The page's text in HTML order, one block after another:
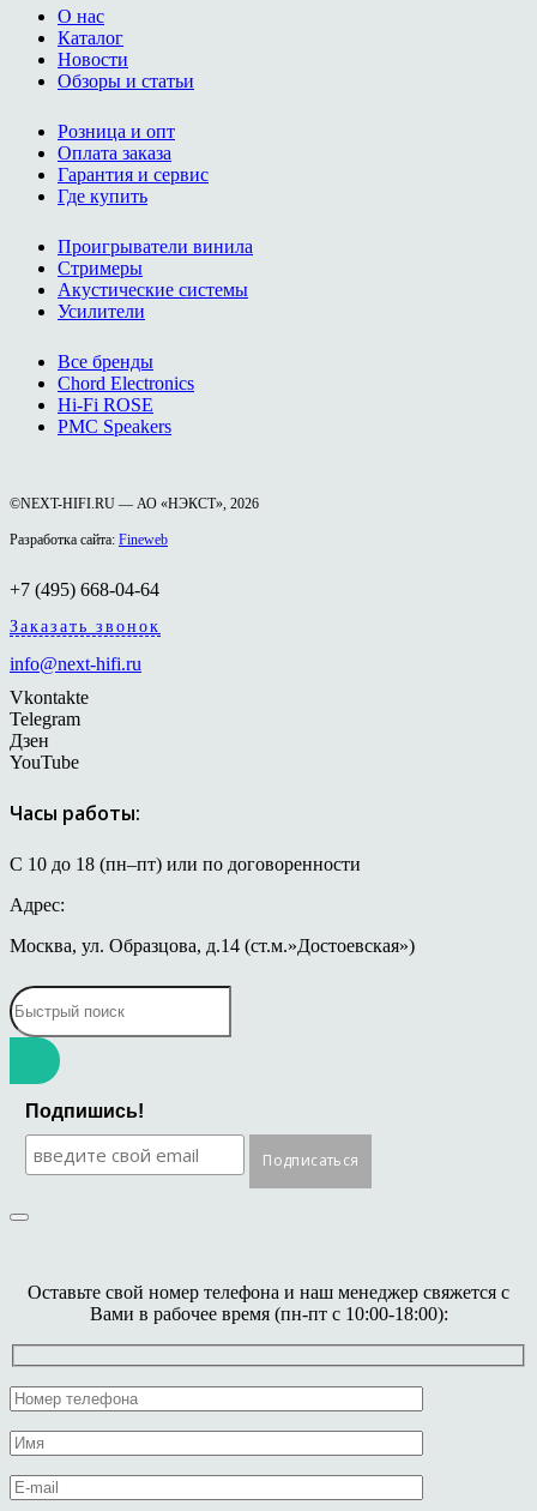
О нас
Каталог
Новости
Обзоры и статьи
Розница и опт
Оплата заказа
Гарантия и сервис
Где купить
Проигрыватели винила
Стримеры
Акустические системы
Усилители
Все бренды
Chord Electronics
Hi-Fi ROSE
PMC Speakers
©NEXT-HIFI.RU — АО «НЭКСТ», 2026
Разработка сайта: Fineweb
+7 (495) 668-04-64
Заказать звонок
info@next-hifi.ru
Vkontakte
Telegram
Дзен
YouTube
Часы работы:
С 10 до 18 (пн–пт) или по договоренности
Адрес:
Москва, ул. Образцова, д.14 (ст.м.»Достоевская»)
Подпишись!
Оставьте свой номер телефона и наш менеджер свяжется с
Вами в рабочее время (пн-пт с 10:00-18:00):